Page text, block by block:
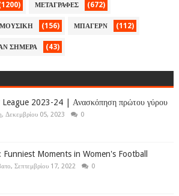
ΜΕΤΑΓΡΑΦΕΣ (672)
ΜΟΥΣΙΚΗ (156) ΜΠΑΓΕΡΝ (112)
ΣΗΜΕΡΑ (43)
League 2023-24 | Ανασκόπηση πρώτου γύρου
Δεκεμβρίου 05, 2023 0
Funniest Moments in Women's Football
Σεπτεμβρίου 17, 2022 0